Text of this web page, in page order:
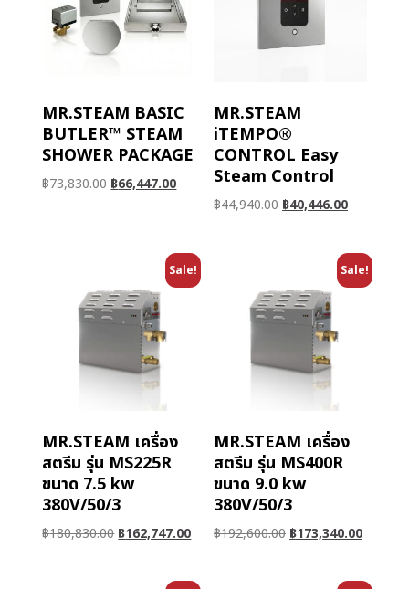
MR.STEAM BASIC
BUTLER™ STEAM
SHOWER PACKAGE
฿73,830.00฿66,447.00
MR.STEAM
iTEMPO®
CONTROL Easy
Steam Control
฿44,940.00฿40,446.00
Sale!
MR.STEAM เครื่อง
สตรีม รุ่น MS225R
ขนาด 7.5 kw
380V/50/3
฿180,830.00 ฿162,747.00
Sale!
MR.STEAM เครื่อง
สตรีม รุ่น MS400R
ขนาด 9.0 kw
380V/50/3
฿192,600.00 ฿173,340.00